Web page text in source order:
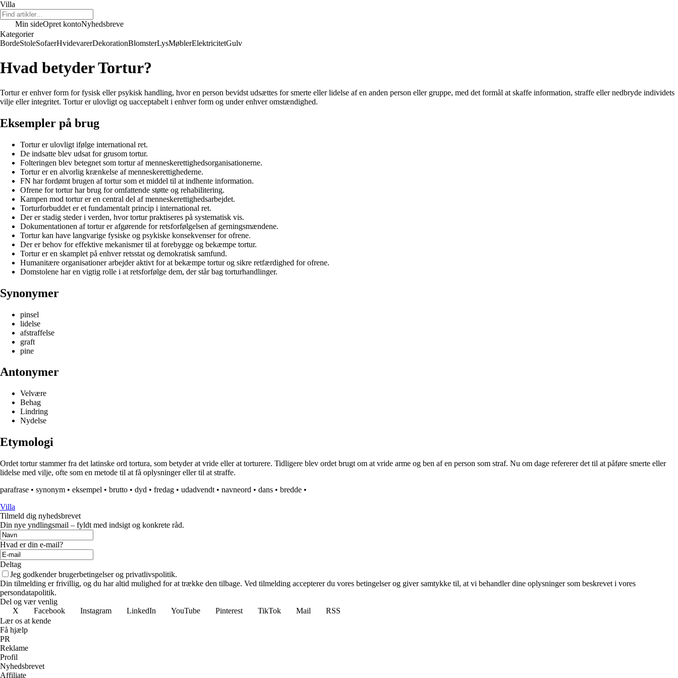
Villa
Min sideOpret kontoNyhedsbreve
Kategorier
BordeStoleSofaerHvidevarerDekorationBlomsterLysMøblerElektricitetGulv
Hvad betyder Tortur?
Tortur er enhver form for fysisk eller psykisk handling, hvor en person bevidst udsættes for smerte eller lidelse af en anden person eller gruppe, med det formål at skaffe information, straffe eller nedbryde individets
vilje eller integritet. Tortur er ulovligt og uacceptabelt i enhver form og under enhver omstændighed.
Eksempler på brug
Tortur er ulovligt ifølge international ret.
De indsatte blev udsat for grusom tortur.
Folteringen blev betegnet som tortur af menneskerettighedsorganisationerne.
Tortur er en alvorlig krænkelse af menneskerettighederne.
FN har fordømt brugen af tortur som et middel til at indhente information.
Ofrene for tortur har brug for omfattende støtte og rehabilitering.
Kampen mod tortur er en central del af menneskerettighedsarbejdet.
Torturforbuddet er et fundamentalt princip i international ret.
Der er stadig steder i verden, hvor tortur praktiseres på systematisk vis.
Dokumentationen af tortur er afgørende for retsforfølgelsen af gerningsmændene.
Tortur kan have langvarige fysiske og psykiske konsekvenser for ofrene.
Der er behov for effektive mekanismer til at forebygge og bekæmpe tortur.
Tortur er en skamplet på enhver retsstat og demokratisk samfund.
Humanitære organisationer arbejder aktivt for at bekæmpe tortur og sikre retfærdighed for ofrene.
Domstolene har en vigtig rolle i at retsforfølge dem, der står bag torturhandlinger.
Synonymer
pinsel
lidelse
afstraffelse
graft
pine
Antonymer
Velvære
Behag
Lindring
Nydelse
Etymologi
Ordet tortur stammer fra det latinske ord tortura, som betyder at vride eller at torturere. Tidligere blev ordet brugt om at vride arme og ben af en person som straf. Nu om dage refererer det til at påføre smerte eller
lidelse med vilje, ofte som en metode til at få oplysninger eller til at straffe.
parafrase • synonym • eksempel • brutto • dyd • fredag • udadvendt • navneord • dans • bredde •
Villa
Tilmeld dig nyhedsbrevet
Din nye yndlingsmail – fyldt med indsigt og konkrete råd.
Hvad er din e-mail?
Deltag
Jeg godkender brugerbetingelser og privatlivspolitik.
Din tilmelding er frivillig, og du har altid mulighed for at trække den tilbage. Ved tilmelding accepterer du vores betingelser og giver samtykke til, at vi behandler dine oplysninger som beskrevet i vores
persondatapolitik.
Del og vær venlig
X
Facebook Instagram LinkedIn YouTube Pinterest TikTok Mail
RSS
Lær os at kende
Få hjælp
PR
Reklame
Profil
Nyhedsbrevet
Affiliate